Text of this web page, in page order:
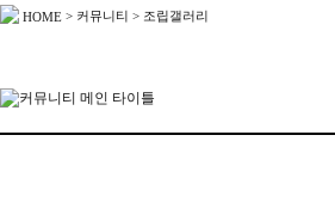
HOME > 커뮤니티 > 조립갤러리